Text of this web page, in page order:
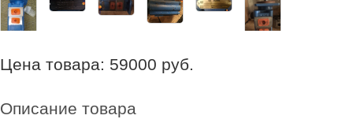
Цена товара: 59000 руб.
Описание товара